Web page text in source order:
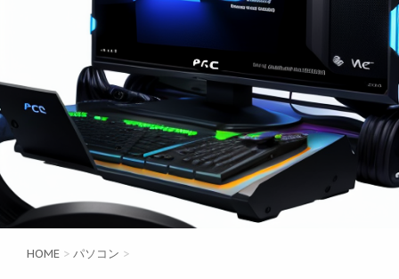
HOME > パソコン >